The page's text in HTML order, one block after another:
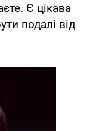
Є цікава
подалі від